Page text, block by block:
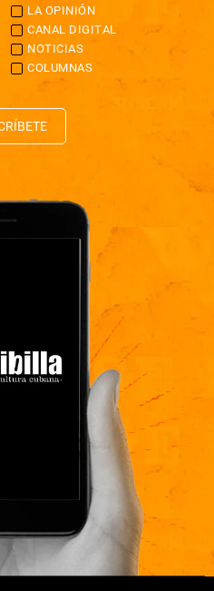
LA OPINIÓN
CANAL DIGITAL
NOTICIAS
COLUMNAS